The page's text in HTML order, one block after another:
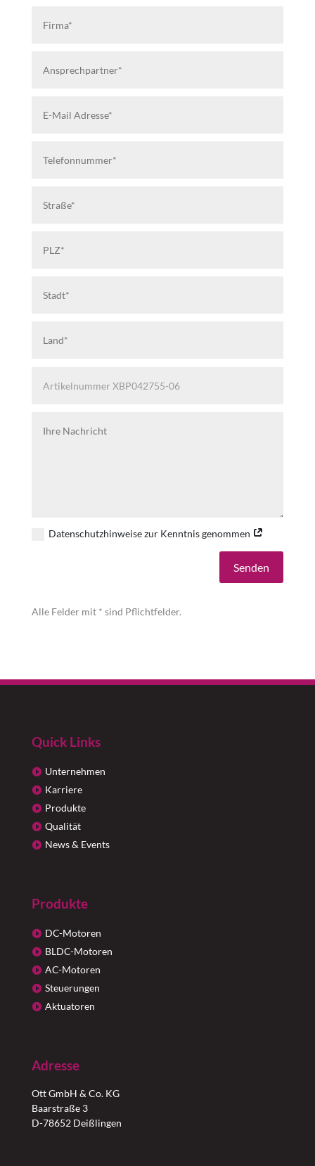
Datenschutzhinweise zur Kenntnis genommen
Senden
Alle Felder mit * sind Pflichtfelder.
Quick Links
Unternehmen
Karriere
Produkte
Qualität
News & Events
Produkte
DC-Motoren
BLDC-Motoren
AC-Motoren
Steuerungen
Aktuatoren
Adresse
Ott GmbH & Co. KG
Baarstraße 3
D-78652 Deißlingen